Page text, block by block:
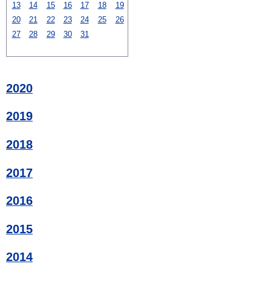
13
14 15 16 17 18
19
20
21 22 23 24 25
26
27
28 29 30 31
2020
2019
2018
2017
2016
2015
2014